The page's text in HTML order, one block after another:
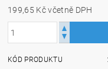
199,65 Kč včetně DPH
KÓD PRODUKTU